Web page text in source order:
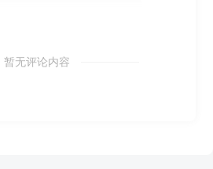
暂无评论内容